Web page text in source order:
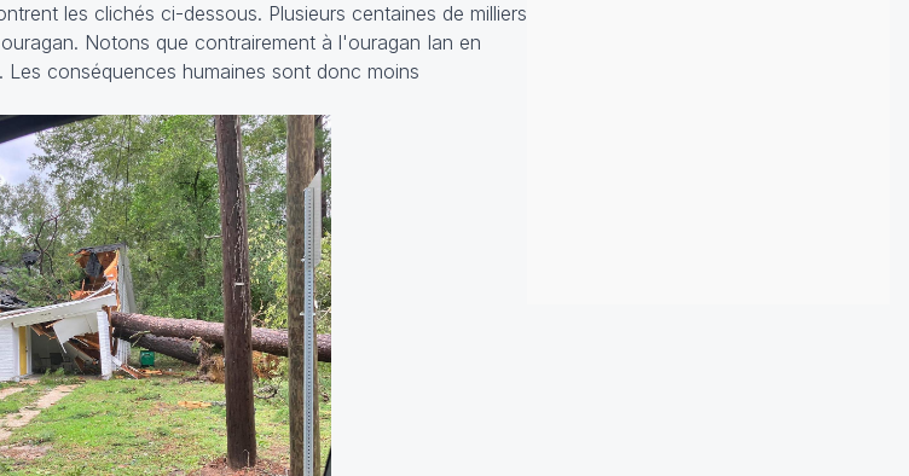
les clichés ci-dessous. Plusieurs centaines de milliers
Notons que contrairement à l'ouragan Ian en
conséquences humaines sont donc moins